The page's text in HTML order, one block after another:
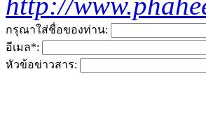
กรุณาใส่ชื่อของท่าน:
อีเมล*:
หัวข้อข่าวสาร: